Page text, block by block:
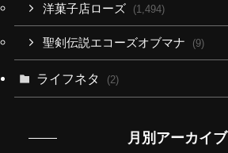
洋菓子店ローズ (1,494)
聖剣伝説エコーズオブマナ (9)
ライフネタ (2)
月別アーカイブ